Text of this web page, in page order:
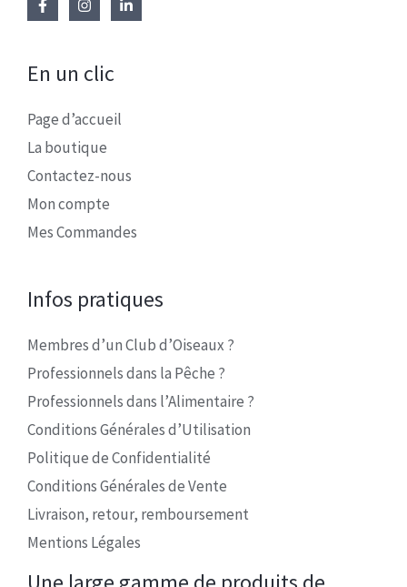
En un clic
Page d’accueil
La boutique
Contactez-nous
Mon compte
Mes Commandes
Infos pratiques
Membres d’un Club d’Oiseaux ?
Professionnels dans la Pêche ?
Professionnels dans l’Alimentaire ?
Conditions Générales d’Utilisation
Politique de Confidentialité
Conditions Générales de Vente
Livraison, retour, remboursement
Mentions Légales